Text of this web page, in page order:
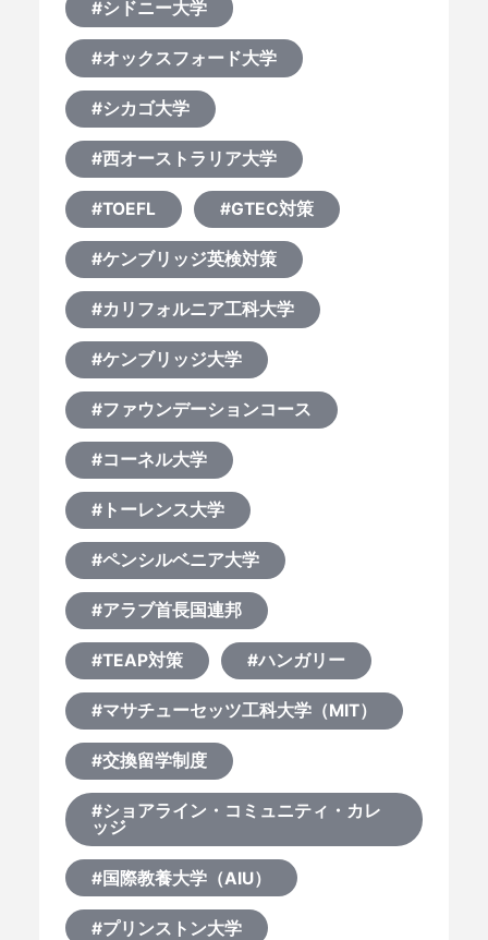
HOME
なぜ海外進学か？
どうやって？
何から始める？
ブログ
おすすめ特集
EVENTS
#シドニー大学
#オックスフォード大学
#シカゴ大学
#西オーストラリア大学
#TOEFL #GTEC対策
#ケンブリッジ英検対策
#カリフォルニア工科大学
#ケンブリッジ大学
#ファウンデーションコース
#コーネル大学
#トーレンス大学
#ペンシルベニア大学
#アラブ首長国連邦
#TEAP対策 #ハンガリー
#マサチューセッツ工科大学（MIT）
#交換留学制度
#ショアライン・コミュニティ・カレ
ッジ
#国際教養大学（AIU）
#プリンストン大学